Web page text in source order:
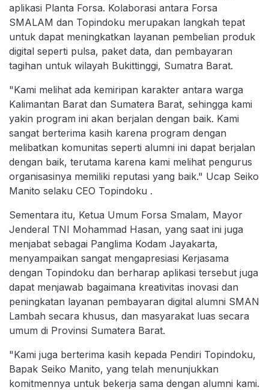
aplikasi Planta Forsa. Kolaborasi antara Forsa
SMALAM dan Topindoku merupakan langkah tepat
untuk dapat meningkatkan layanan pembelian produk
digital seperti pulsa, paket data, dan pembayaran
tagihan untuk wilayah Bukittinggi, Sumatra Barat.
"Kami melihat ada kemiripan karakter antara warga
Kalimantan Barat dan Sumatera Barat, sehingga kami
yakin program ini akan berjalan dengan baik. Kami
sangat berterima kasih karena program dengan
melibatkan komunitas seperti alumni ini dapat berjalan
dengan baik, terutama karena kami melihat pengurus
organisasinya memiliki reputasi yang baik." Ucap Seiko
Manito selaku CEO Topindoku .
Sementara itu, Ketua Umum Forsa Smalam, Mayor
Jenderal TNI Mohammad Hasan, yang saat ini juga
menjabat sebagai Panglima Kodam Jayakarta,
menyampaikan sangat mengapresiasi Kerjasama
dengan Topindoku dan berharap aplikasi tersebut juga
dapat menjawab bagaimana kreativitas inovasi dan
peningkatan layanan pembayaran digital alumni SMAN
Lambah secara khusus, dan masyarakat luas secara
umum di Provinsi Sumatera Barat.
"Kami juga berterima kasih kepada Pendiri Topindoku,
Bapak Seiko Manito, yang telah menunjukkan
komitmennya untuk bekerja sama dengan alumni kami.